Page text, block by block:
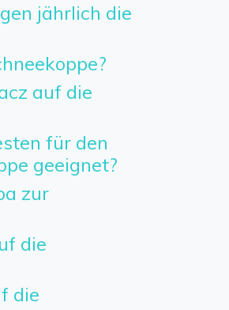
jährlich die
auf die
für den
geeignet?
zur
die
die